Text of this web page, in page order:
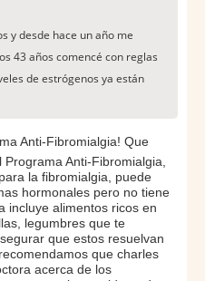
y desde hace un año me
43 años comencé con reglas
de estrógenos ya están
Anti-Fibromialgia! Que
Anti-Fibromialgia,
la fibromialgia, puede
hormonales pero no tiene
incluye alimentos ricos en
legumbres que te
que estos resuelvan
que charles
acerca de los